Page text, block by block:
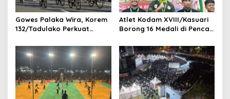
Gowes Palaka Wira, Korem
132/Tadulako Perkuat
Atlet Kodam XVIII/Kasuari
Borong 16 Medali di Pencak
Barat Daya